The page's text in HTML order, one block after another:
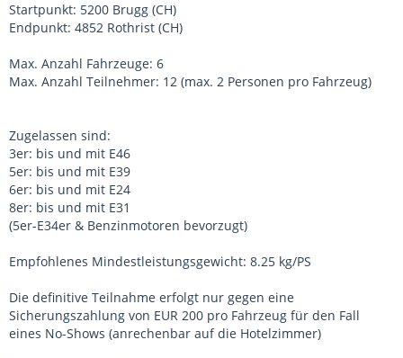
Startpunkt: 5200 Brugg (CH)
Endpunkt: 4852 Rothrist (CH)
Max. Anzahl Fahrzeuge: 6
Max. Anzahl Teilnehmer: 12 (max. 2 Personen pro Fahrzeug)
Zugelassen sind:
3er: bis und mit E46
5er: bis und mit E39
6er: bis und mit E24
8er: bis und mit E31
(5er-E34er & Benzinmotoren bevorzugt)
Empfohlenes Mindestleistungsgewicht: 8.25 kg/PS
Die definitive Teilnahme erfolgt nur gegen eine
Sicherungszahlung von EUR 200 pro Fahrzeug für den Fall
eines No-Shows (anrechenbar auf die Hotelzimmer)